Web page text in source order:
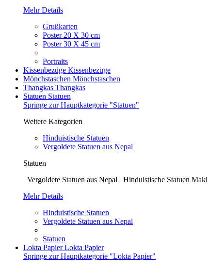
Mehr Details
Grußkarten
Poster 20 X 30 cm
Poster 30 X 45 cm
Portraits
Kissenbezüge Kissenbezüge
Mönchstaschen Mönchstaschen
Thangkas Thangkas
Statuen Statuen
Springe zur Hauptkategorie "Statuen"
Weitere Kategorien
Hinduistische Statuen
Vergoldete Statuen aus Nepal
Statuen
Vergoldete Statuen aus Nepal Hinduistische Statuen
Mehr Details
Hinduistische Statuen
Vergoldete Statuen aus Nepal
Statuen
Lokta PapierLokta Papier
Springe zur Hauptkategorie "Lokta Papier"